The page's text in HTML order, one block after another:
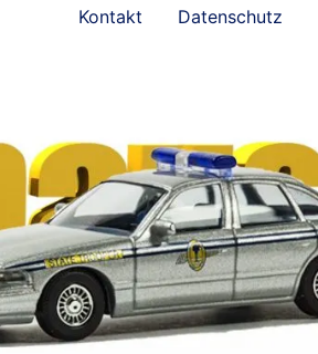
Kontakt Datenschutz